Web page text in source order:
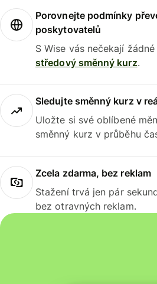
Porovnejte podmínky
poskytovatelů
S Wise vás nečekají
středový směnný kurz.
Sledujte směnný kurz v
Uložte si své oblíbené
směnný kurz v průběhu
Zcela zdarma, bez reklam
Stažení trvá jen pár
bez otravných reklam.